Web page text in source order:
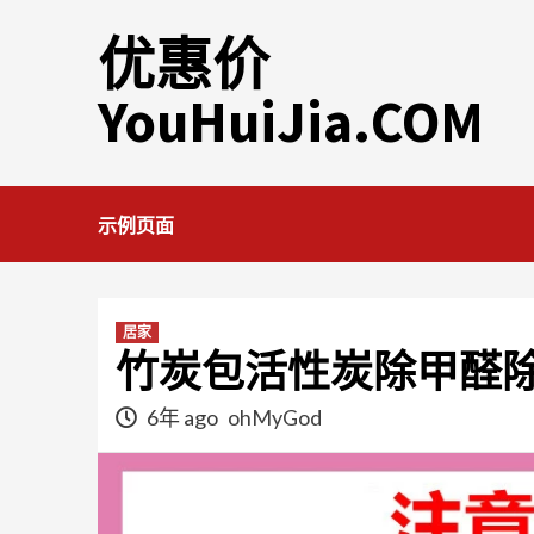
优惠价
YouHuiJia.COM
示例页面
居家
竹炭包活性炭除甲醛
6年 ago ohMyGod